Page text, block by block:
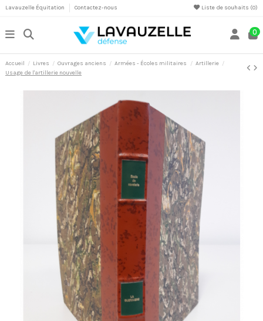
Lavauzelle Équitation Contactez-nous Liste de souhaits (0)
0
Accueil Livres Ouvrages anciens Armées - Écoles militaires
Artillerie
Usage de l'artillerie nouvelle